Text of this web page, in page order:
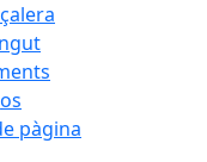
pàgina